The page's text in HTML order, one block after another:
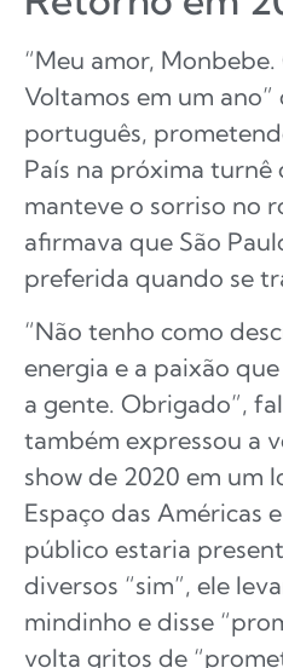
“Meu amor,
Voltamos em um ano”
português,
País na próxima turnê
manteve o sorriso no
afirmava que São
preferida quando se
“Não tenho como
energia e a paixão
a gente. Obrigado”,
também expressou a
show de 2020 em um
Espaço das Américas
público estaria
diversos “sim”, ele
mindinho e disse
volta gritos de